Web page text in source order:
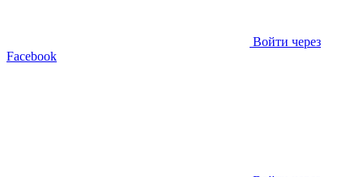
Войти через
Facebook